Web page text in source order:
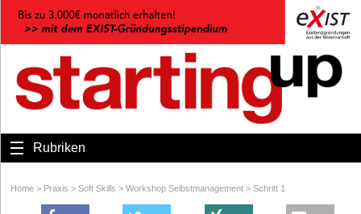
Rubriken
Home > Praxis > Soft Skills > Workshop Selbstmanagement > Schritt 1